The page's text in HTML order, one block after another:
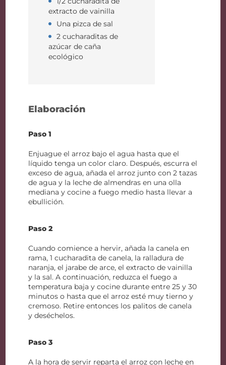
extracto de vainilla
Una pizca de sal
2 cucharaditas de
azúcar de caña
ecológico
Elaboración
Paso 1
Enjuague el arroz bajo el agua hasta que el
líquido tenga un color claro. Después, escurra el
exceso de agua, añada el arroz junto con 2 tazas
de agua y la leche de almendras en una olla
mediana y cocine a fuego medio hasta llevar a
ebullición.
Paso 2
Cuando comience a hervir, añada la canela en
rama, 1 cucharadita de canela, la ralladura de
naranja, el jarabe de arce, el extracto de vainilla
y la sal. A continuación, reduzca el fuego a
temperatura baja y cocine durante entre 25 y 30
minutos o hasta que el arroz esté muy tierno y
cremoso. Retire entonces los palitos de canela
y deséchelos.
Paso 3
A la hora de servir reparta el arroz con leche en